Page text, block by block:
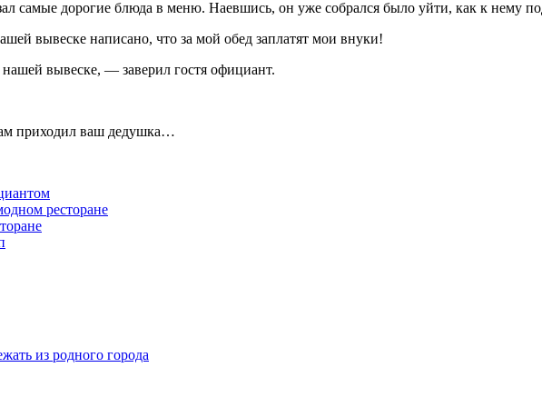
самые дорогие блюда в меню. Наевшись, он уже собрался было уйти, как к нему
вывеске написано, что за мой обед заплатят мои внуки!
вывеске, — заверил гостя официант.
приходил ваш дедушка…
ресторане
из родного города